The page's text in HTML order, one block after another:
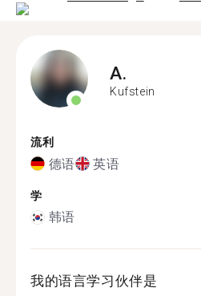
A.
Kufstein
流利
德语 英语
学
韩语
我的语言学习伙伴是